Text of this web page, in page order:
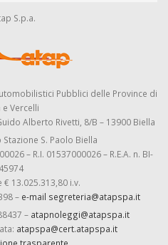
S.p.a.
Pubblici delle Province di
e Vercelli
Alberto Rivetti, 8/B – 13900 Biella
Stazione S. Paolo Biella
– R.I. 01537000026 – R.E.A. n. BI-
€ 13.025.313,80 i.v.
– e-mail segreteria@atapspa.it
– atapnoleggi@atapspa.it
atapspa@cert.atapspa.it